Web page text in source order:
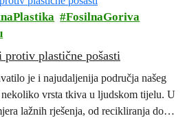
FosilnaGoriva
protiv plastične pošasti
je i najudaljenija područja našeg
nekoliko vrsta tkiva u ljudskom tijelu. U
lažnih rješenja, od recikliranja do
globalne krize onečišćenja